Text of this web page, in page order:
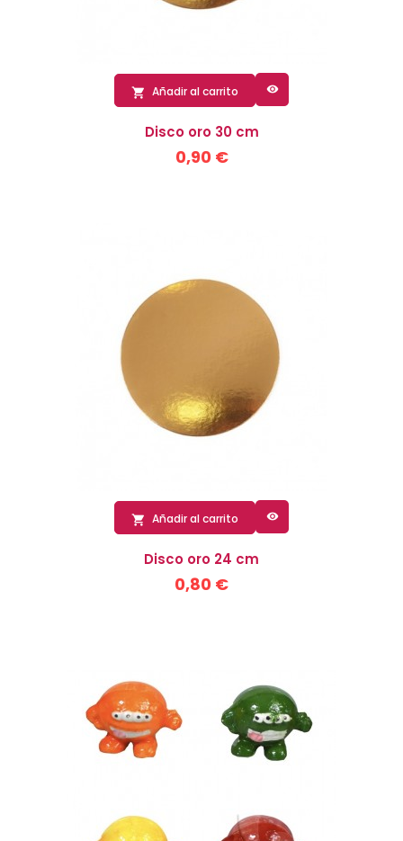
 Añadir al carrito 
Disco oro 30 cm
0,90 €
 Añadir al carrito 
Disco oro 24 cm
0,80 €